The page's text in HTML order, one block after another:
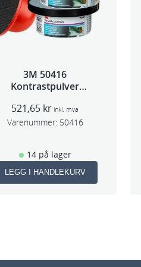
3M 50416
Kontrastpulver
521,65 kr inkl. mva
Varenummer: 50416
14 på lager
LEGG I HANDLEKURV